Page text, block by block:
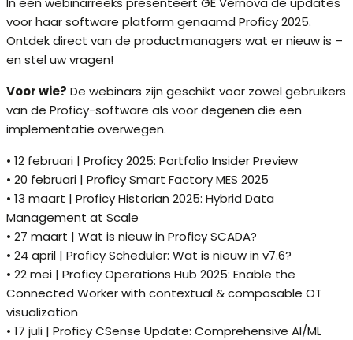
voor haar software platform genaamd Proficy 2025.
Ontdek direct van de productmanagers wat er nieuw is –
en stel uw vragen!
Voor wie? De webinars zijn geschikt voor zowel gebruikers
van de Proficy-software als voor degenen die een
implementatie overwegen.
• 12 februari | Proficy 2025: Portfolio Insider Preview
• 20 februari | Proficy Smart Factory MES 2025
• 13 maart | Proficy Historian 2025: Hybrid Data
Management at Scale
• 27 maart | Wat is nieuw in Proficy SCADA?
• 24 april | Proficy Scheduler: Wat is nieuw in v7.6?
• 22 mei | Proficy Operations Hub 2025: Enable the
Connected Worker with contextual & composable OT
visualization
• 17 juli | Proficy CSense Update: Comprehensive AI/ML